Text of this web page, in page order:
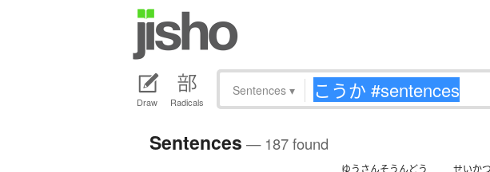
Draw Radicals
Sentences ▾
Sentences — 187 found